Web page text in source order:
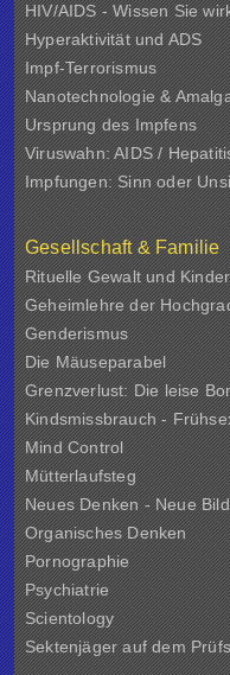
HIV/AIDS - Wissen Sie
Hyperaktivität und ADS
Impf-Terrorismus
Nanotechnologie &
Ursprung des Impfens
Viruswahn: AIDS /
Impfungen: Sinn oder
Gesellschaft & Familie
Rituelle Gewalt und
Geheimlehre der
Genderismus
Die Mäuseparabel
Grenzverlust: Die leise
Kindsmissbrauch -
Mind Control
Mütterlaufsteg
Neues Denken - Neue
Organisches Denken
Pornographie
Psychiatrie
Scientology
Sektenjäger auf dem